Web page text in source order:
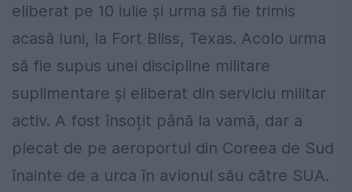
eliberat pe 10 iulie și urma să fie trimis
acasă luni, la Fort Bliss, Texas. Acolo urma
să fie supus unei discipline militare
suplimentare și eliberat din serviciu militar
activ. A fost însoțit până la vamă, dar a
plecat de pe aeroportul din Coreea de Sud
înainte de a urca în avionul său către SUA.